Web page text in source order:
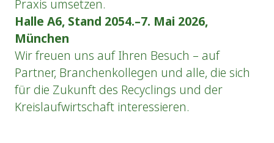
Praxis umsetzen.
Halle A6, Stand 2054.–7. Mai 2026,
München
Wir freuen uns auf Ihren Besuch – auf
Partner, Branchenkollegen und alle, die sich
für die Zukunft des Recyclings und der
Kreislaufwirtschaft interessieren.